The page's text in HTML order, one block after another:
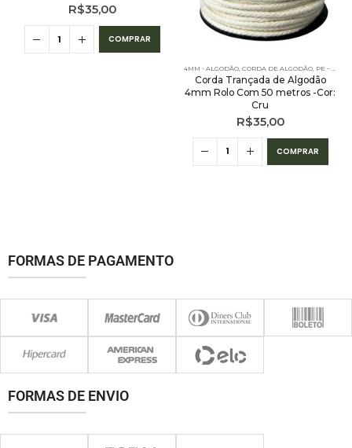
R$35,00
COMPRAR
4MM - ALGODÃO CORDA DE ALGODÃO PE – 4MM – ALGODÃO
Corda Trançada de Algodão
4mm Rolo Com 50 metros -Cor:
Cru
R$35,00
COMPRAR
FORMAS DE PAGAMENTO
FORMAS DE ENVIO